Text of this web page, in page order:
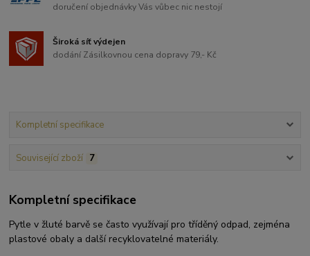
doručení objednávky Vás vůbec nic nestojí
Široká síť výdejen
dodání Zásilkovnou cena dopravy 79,- Kč
Kompletní specifikace
Související zboží 7
Kompletní specifikace
Pytle v žluté barvě se často využívají pro tříděný odpad, zejména
plastové obaly a další recyklovatelné materiály.